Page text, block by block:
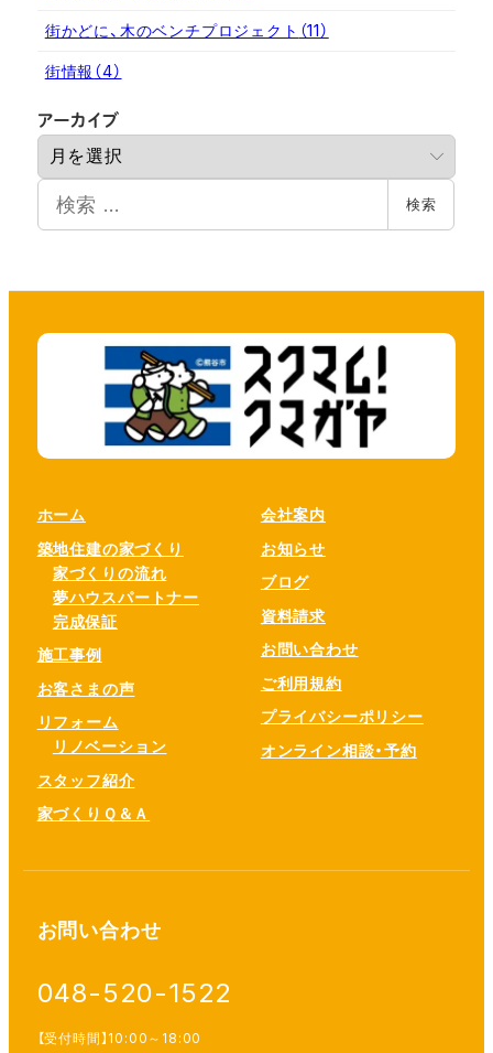
街かどに、木のベンチプロジェクト （11）
街情報 （4）
アーカイブ
カ
検索
ホーム
築地住建の家づくり
家づくりの流れ
夢ハウスパートナー
完成保証
施工事例
お客さまの声
リフォーム
リノベーション
スタッフ紹介
家づくりＱ＆Ａ
会社案内
お知らせ
ブログ
資料請求
お問い合わせ
ご利用規約
プライバシーポリシー
オンライン相談・予約
お問い合わせ
048-520-1522
【受付時間】10:00～18:00